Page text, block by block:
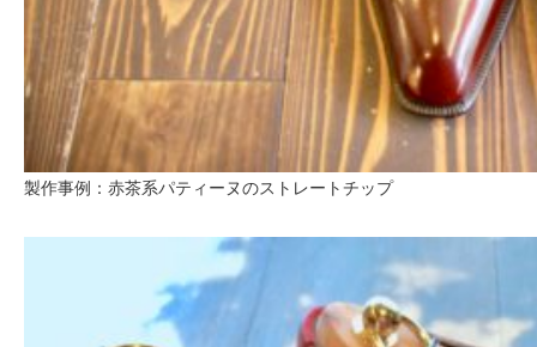
製作事例：赤茶系パティーヌのストレートチップ